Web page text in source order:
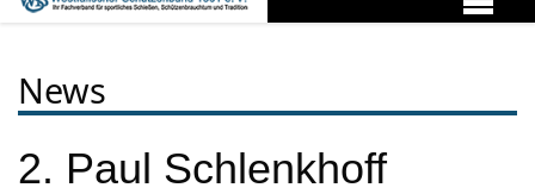
News
2. Paul Schlenkhoff